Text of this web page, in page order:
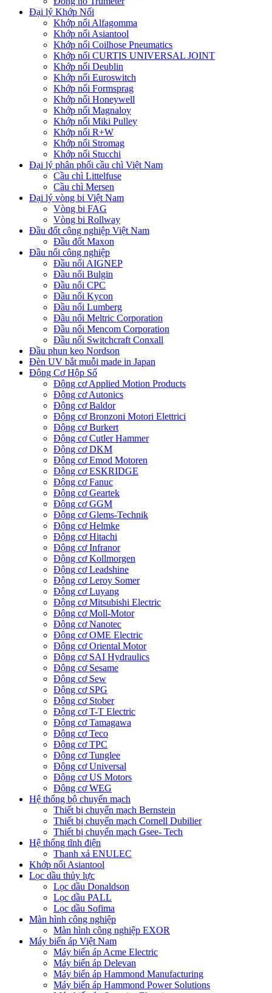
Đại lý Khớp Nối
Khớp nối Alfagomma
Khớp nối Asiantool
Khớp nối Coilhose Pneumatics
Khớp nối CURTIS UNIVERSAL JOINT
Khớp nối Deublin
Khớp nối Euroswitch
Khớp nối Formsprag
Khớp nối Honeywell
Khớp nối Magnaloy
Khớp nối Miki Pulley
Khớp nối R+W
Khớp nối Stromag
Khớp nối Stucchi
Đại lý phân phối cầu chì Việt Nam
Cầu chì Littelfuse
Cầu chì Mersen
Đại lý vòng bi Việt Nam
Vòng bi FAG
Vòng bi Rollway
Đầu đốt công nghiệp Việt Nam
Đầu đốt Maxon
Đầu nối công nghiệp
Đầu nối AIGNEP
Đầu nối Bulgin
Đầu nối CPC
Đầu nối Kycon
Đầu nối Lumberg
Đầu nối Meltric Corporation
Đầu nối Mencom Corporation
Đầu nối Switchcraft Conxall
Đầu phun keo Nordson
Đèn UV bắt muỗi made in Japan
Động Cơ Hộp Số
Động cơ Applied Motion Products
Động cơ Autonics
Động cơ Baldor
Động cơ Bronzoni Motori Elettrici
Động cơ Burkert
Động cơ Cutler Hammer
Động cơ DKM
Động cơ Emod Motoren
Động cơ ESKRIDGE
Động cơ Fanuc
Động cơ Geartek
Động cơ GGM
Động cơ Glems-Technik
Động cơ Helmke
Động cơ Hitachi
Động cơ Infranor
Động cơ Kollmorgen
Động cơ Leadshine
Động cơ Leroy Somer
Động cơ Luyang
Động cơ Mitsubishi Electric
Động cơ Moll-Motor
Động cơ Nanotec
Động cơ OME Electric
Động cơ Oriental Motor
Động cơ SAI Hydraulics
Động cơ Sesame
Động cơ Sew
Động cơ SPG
Động cơ Stober
Động cơ T-T Electric
Động cơ Tamagawa
Động cơ Teco
Động cơ TPC
Động cơ Tunglee
Động cơ Universal
Động cơ US Motors
Động cơ WEG
Hệ thống bộ chuyển mạch
Thiết bị chuyển mạch Bernstein
Thiết bị chuyển mạch Cornell Dubilier
Thiết bị chuyển mạch Gsee- Tech
Hệ thống tĩnh điện
Thanh xả ENULEC
Khớp nối Asiantool
Lọc dầu thủy lực
Lọc dầu Donaldson
Lọc dầu PALL
Lọc dầu Sofima
Màn hình công nghiệp
Màn hình công nghiệp EXOR
Máy biến áp Việt Nam
Máy biến áp Acme Electric
Máy biến áp Delevan
Máy biến áp Hammond Manufacturing
Máy biến áp Hammond Power Solutions